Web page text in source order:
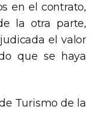
en el contrato,
la otra parte,
el valor
que se haya
Turismo de la